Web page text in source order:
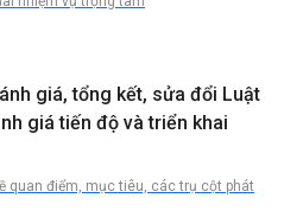
giá, tổng kết, sửa đổi Luật
giá tiến độ và triển khai